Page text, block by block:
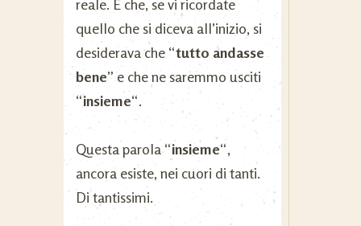
reale. E che, se vi ricordate
quello che si diceva all’inizio, si
desiderava che “tutto andasse
bene” e che ne saremmo usciti
“insieme“.
Questa parola “insieme“,
ancora esiste, nei cuori di tanti.
Di tantissimi.